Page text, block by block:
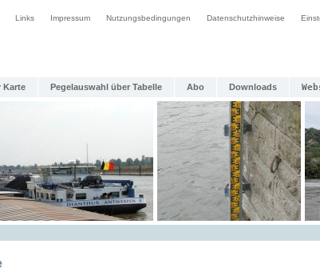
Links Impressum Nutzungsbedingungen Datenschutzhinweise
Karte Pegelauswahl über Tabelle Abo Downloads